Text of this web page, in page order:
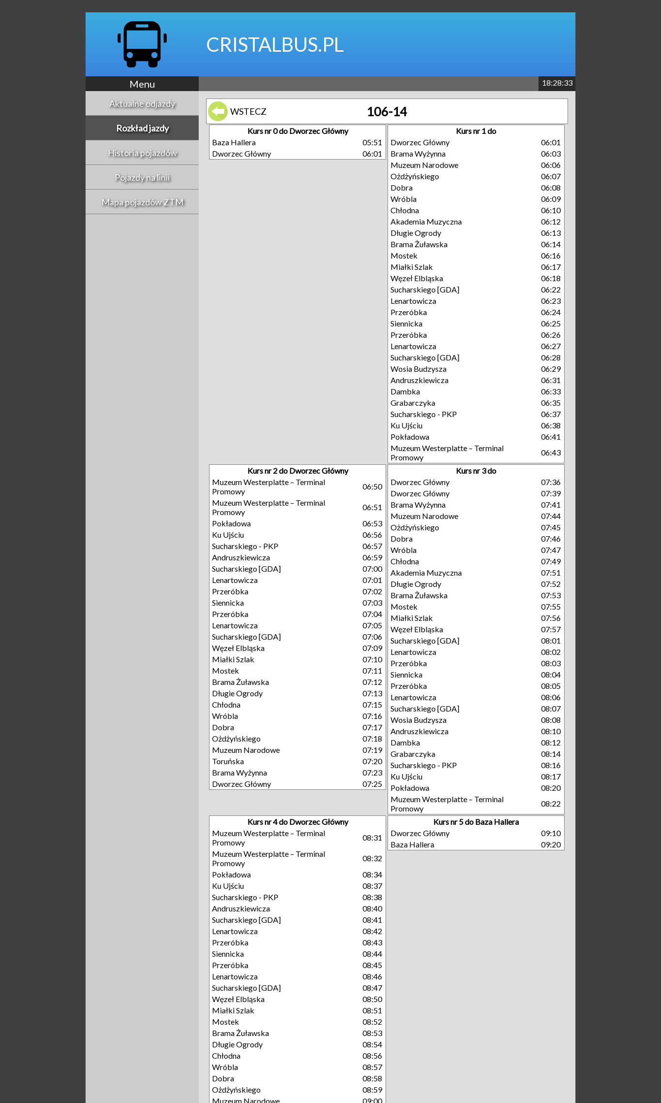
CRISTALBUS.PL
Menu 18:28:33
Aktualne odjazdy
Rozkład jazdy
Historia pojazdów
Pojazdy na linii
Mapa pojazdów ZTM
WSTECZ 106-14
Kurs nr 0 do Dworzec Główny
Baza Hallera
05:51
Dworzec Główny
06:01
Kurs nr 1 do
Dworzec Główny
06:01
Brama Wyżynna
06:03
Muzeum Narodowe
06:06
Ożdżyńskiego
06:07
Dobra
06:08
Wróbla
06:09
Chłodna
06:10
Akademia Muzyczna
06:12
Długie Ogrody
06:13
Brama Żuławska
06:14
Mostek
06:16
Miałki Szlak
06:17
Węzeł Elbląska
06:18
Sucharskiego [GDA]
06:22
Lenartowicza
06:23
Przeróbka
06:24
Siennicka
06:25
Przeróbka
06:26
Lenartowicza
06:27
Sucharskiego [GDA]
06:28
Wosia Budzysza
06:29
Andruszkiewicza
06:31
Dambka
06:33
Grabarczyka
06:35
Sucharskiego - PKP
06:37
Ku Ujściu
06:38
Pokładowa
06:41
Muzeum Westerplatte – Terminal
Promowy
06:43
Kurs nr 2 do Dworzec Główny
Muzeum Westerplatte – Terminal
Promowy
06:50
Muzeum Westerplatte – Terminal
Promowy
06:51
Pokładowa
06:53
Ku Ujściu
06:56
Sucharskiego - PKP
06:57
Andruszkiewicza
06:59
Sucharskiego [GDA]
07:00
Lenartowicza
07:01
Przeróbka
07:02
Siennicka
07:03
Przeróbka
07:04
Lenartowicza
07:05
Sucharskiego [GDA]
07:06
Węzeł Elbląska
07:09
Miałki Szlak
07:10
Mostek
07:11
Brama Żuławska
07:12
Długie Ogrody
07:13
Chłodna
07:15
Wróbla
07:16
Dobra
07:17
Ożdżyńskiego
07:18
Muzeum Narodowe
07:19
Toruńska
07:20
Brama Wyżynna
07:23
Dworzec Główny
07:25
Kurs nr 3 do
Dworzec Główny
07:36
Dworzec Główny
07:39
Brama Wyżynna
07:41
Muzeum Narodowe
07:44
Ożdżyńskiego
07:45
Dobra
07:46
Wróbla
07:47
Chłodna
07:49
Akademia Muzyczna
07:51
Długie Ogrody
07:52
Brama Żuławska
07:53
Mostek
07:55
Miałki Szlak
07:56
Węzeł Elbląska
07:57
Sucharskiego [GDA]
08:01
Lenartowicza
08:02
Przeróbka
08:03
Siennicka
08:04
Przeróbka
08:05
Lenartowicza
08:06
Sucharskiego [GDA]
08:07
Wosia Budzysza
08:08
Andruszkiewicza
08:10
Dambka
08:12
Grabarczyka
08:14
Sucharskiego - PKP
08:16
Ku Ujściu
08:17
Pokładowa
08:20
Muzeum Westerplatte – Terminal
Promowy
08:22
Kurs nr 4 do Dworzec Główny
Muzeum Westerplatte – Terminal
Promowy
08:31
Muzeum Westerplatte – Terminal
Promowy
08:32
Pokładowa
08:34
Ku Ujściu
08:37
Sucharskiego - PKP
08:38
Andruszkiewicza
08:40
Sucharskiego [GDA]
08:41
Lenartowicza
08:42
Przeróbka
08:43
Siennicka
08:44
Przeróbka
08:45
Lenartowicza
08:46
Sucharskiego [GDA]
08:47
Węzeł Elbląska
08:50
Miałki Szlak
08:51
Mostek
08:52
Brama Żuławska
08:53
Długie Ogrody
08:54
Chłodna
08:56
Wróbla
08:57
Dobra
08:58
Ożdżyńskiego
08:59
Muzeum Narodowe
09:00
Kurs nr 5 do Baza Hallera
Dworzec Główny
09:10
Baza Hallera
09:20